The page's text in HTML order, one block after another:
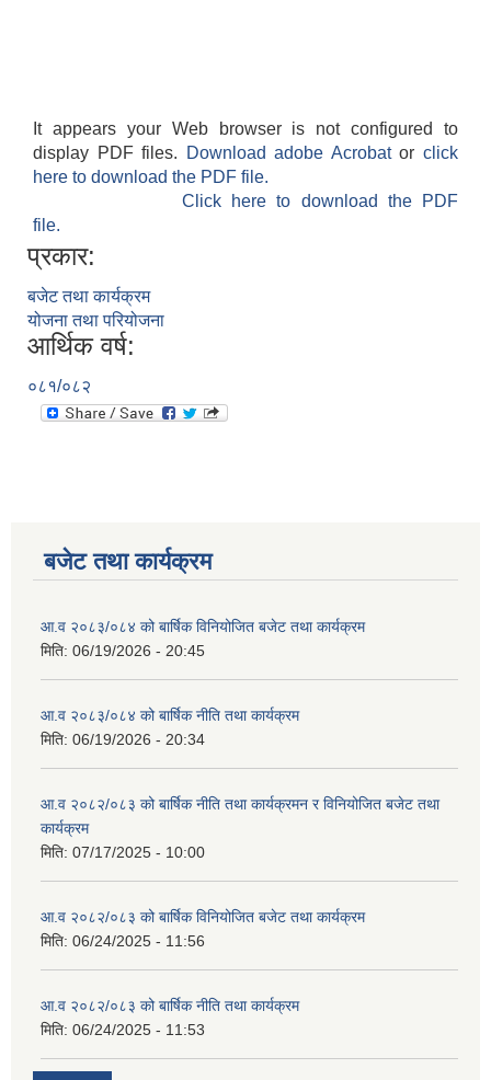
It appears your Web browser is not configured to
display PDF files.
Download adobe Acrobatorclick
here to download the PDF file.
Click here to download the PDF
file.
प्रकार:
बजेट तथा कार्यक्रम
योजना तथा परियोजना
आर्थिक वर्ष:
०८१/०८२
बजेट तथा कार्यक्रम
आ.व २०८३/०८४ को बार्षिक विनियोजित बजेट तथा कार्यक्रम
मिति: 06/19/2026 - 20:45
आ.व २०८३/०८४ को बार्षिक नीति तथा कार्यक्रम
मिति: 06/19/2026 - 20:34
आ.व २०८२/०८३ को बार्षिक नीति तथा कार्यक्रमन र विनियोजित बजेट तथा
कार्यक्रम
मिति: 07/17/2025 - 10:00
आ.व २०८२/०८३ को बार्षिक विनियोजित बजेट तथा कार्यक्रम
मिति: 06/24/2025 - 11:56
आ.व २०८२/०८३ को बार्षिक नीति तथा कार्यक्रम
मिति: 06/24/2025 - 11:53